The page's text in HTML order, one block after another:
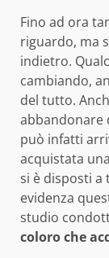
Fino ad ora
riguardo, ma
indietro.
cambiando,
del tutto.
abbandonare
può infatti
acquistata
si è disposti
evidenza
studio
coloro che